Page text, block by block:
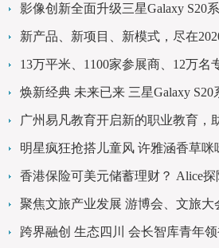
影像创新全面升级三星Galaxy S20
新产品、新项目、新模式，尽在
备及公共服务展览会
13万平米、1100家参展商、12万名
AAA2020再度升级发展！
焕新经典 未来已来 三星Galaxy
广州易凡教育开启新的职业教育，
明星疯狂抢搭儿童风 许雅涵香草
州万达
香港保险可美元储蓄理财？ Alice
富
聚焦文旅产业发展 游博会、文旅大
点抢先看！
跨界融创 生态四川 会长智库青年